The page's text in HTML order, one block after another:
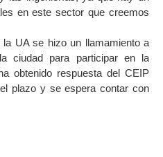
en este sector que creemos
UA se hizo un llamamiento a
ciudad para participar en la
obtenido respuesta del CEIP
plazo y se espera contar con